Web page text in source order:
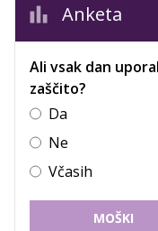
Anketa
Ali vsak dan
zaščito?
Da
Ne
Včasih
MOŠKI